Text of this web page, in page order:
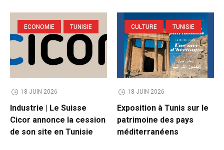
ECONOMIE TUNISIE
18 JUIN 2026
Industrie | Le Suisse
Cicor annonce la cession
de son site en Tunisie
CULTURE TUNISIE
18 JUIN 2026
Exposition à Tunis sur le
patrimoine des pays
méditerranéens